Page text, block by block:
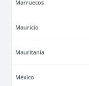
Marruecos
Mauricio
Mauritania
México